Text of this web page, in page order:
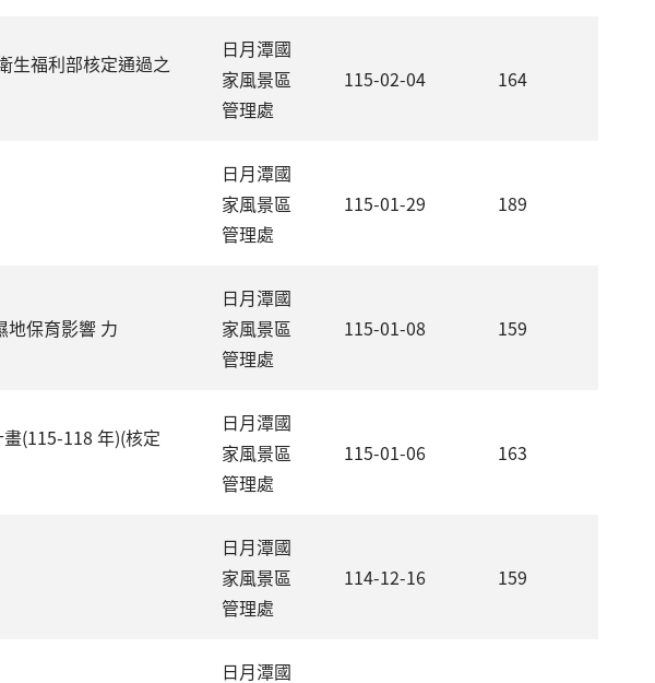
生福利部核定通過之
日月潭國
家風景區
管理處
115-02-04 164
日月潭國
家風景區
管理處
115-01-29 189
地保育影響 力
日月潭國
家風景區
管理處
115-01-08 159
(115-118 年)(核定
日月潭國
家風景區
管理處
115-01-06 163
日月潭國
家風景區
管理處
114-12-16 159
日月潭國